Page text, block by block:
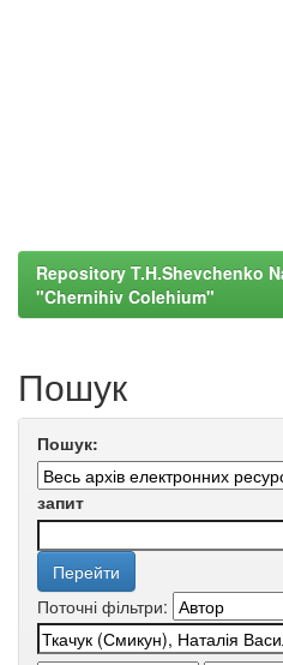
Repository T.H.Shevchenko
"Chernihiv Colehium"
Пошук
Пошук:
запит
Поточні фільтри: